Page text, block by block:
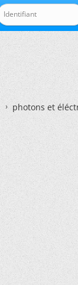
photons et